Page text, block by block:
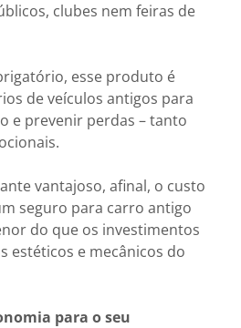
clubes nem feiras de
esse produto é
de veículos antigos para
e prevenir perdas – tanto
vantajoso, afinal, o custo
seguro para carro antigo
do que os investimentos
estéticos e mecânicos do
para o seu